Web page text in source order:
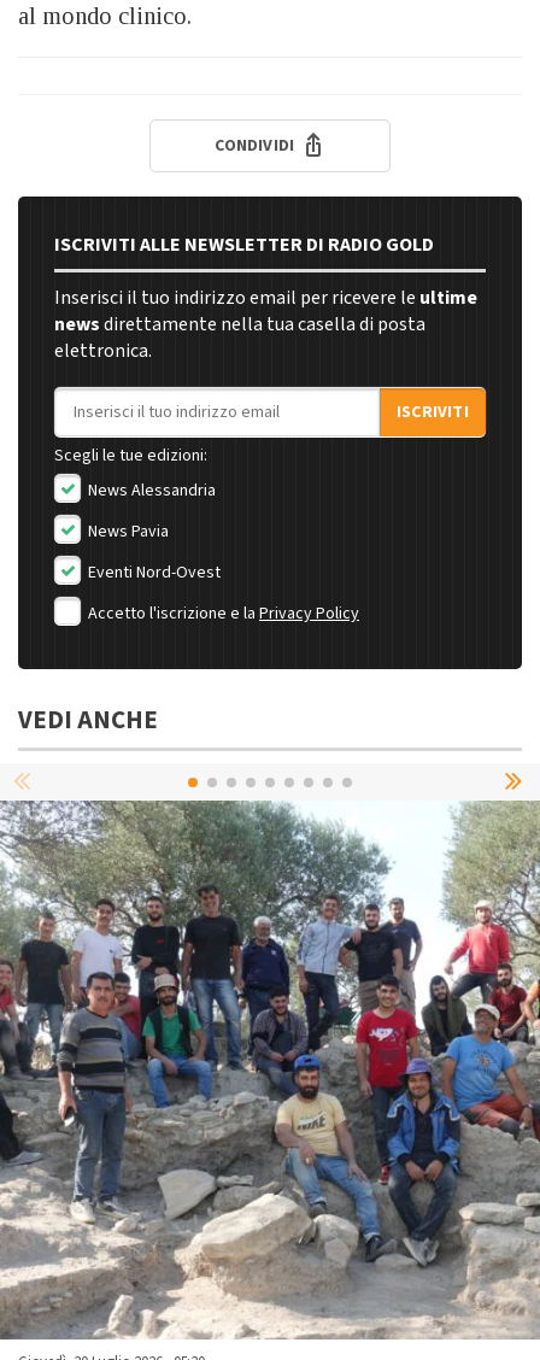
al mondo clinico.
CONDIVIDI
ISCRIVITI ALLE NEWSLETTER DI RADIO GOLD
Inserisci il tuo indirizzo email per ricevere le ultime
newsdirettamente nella tua casella di posta
elettronica.
Indirizzo email
ISCRIVITI
Scegli le tue edizioni:
News Alessandria
News Pavia
Eventi Nord-Ovest
Accetto l'iscrizione e la Privacy Policy
VEDI ANCHE